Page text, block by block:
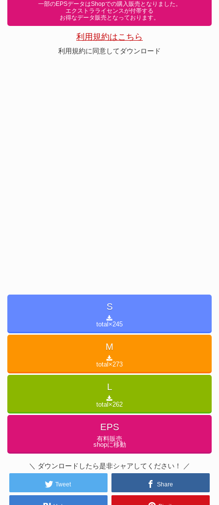
一部のEPSデータはShopでの購入販売となりました。
エクストラライセンスが付帯する
お得なデータ販売となっております。
利用規約はこちら
利用規約に同意してダウンロード
S
total×245
M
total×273
L
total×262
EPS
有料販売
shopに移動
＼ ダウンロードしたら是非シャアしてください！ ／
Tweet Share